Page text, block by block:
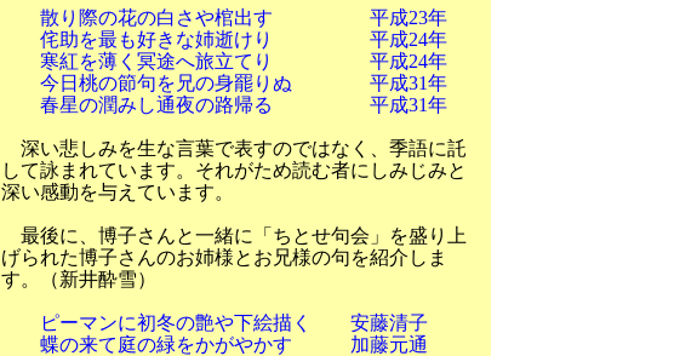
散り際の花の白さや棺出す 平成23年
侘助を最も好きな姉逝けり 平成24年
寒紅を薄く冥途へ旅立てり 平成24年
今日桃の節句を兄の身罷りぬ 平成31年
春星の潤みし通夜の路帰る 平成31年
深い悲しみを生な言葉で表すのではなく、季語に託
して詠まれています。それがため読む者にしみじみと
深い感動を与えています。
最後に、博子さんと一緒に「ちとせ句会」を盛り上
げられた博子さんのお姉様とお兄様の句を紹介しま
す。（新井酔雪）
ピーマンに初冬の艶や下絵描く 安藤清子
蝶の来て庭の緑をかがやかす 加藤元通